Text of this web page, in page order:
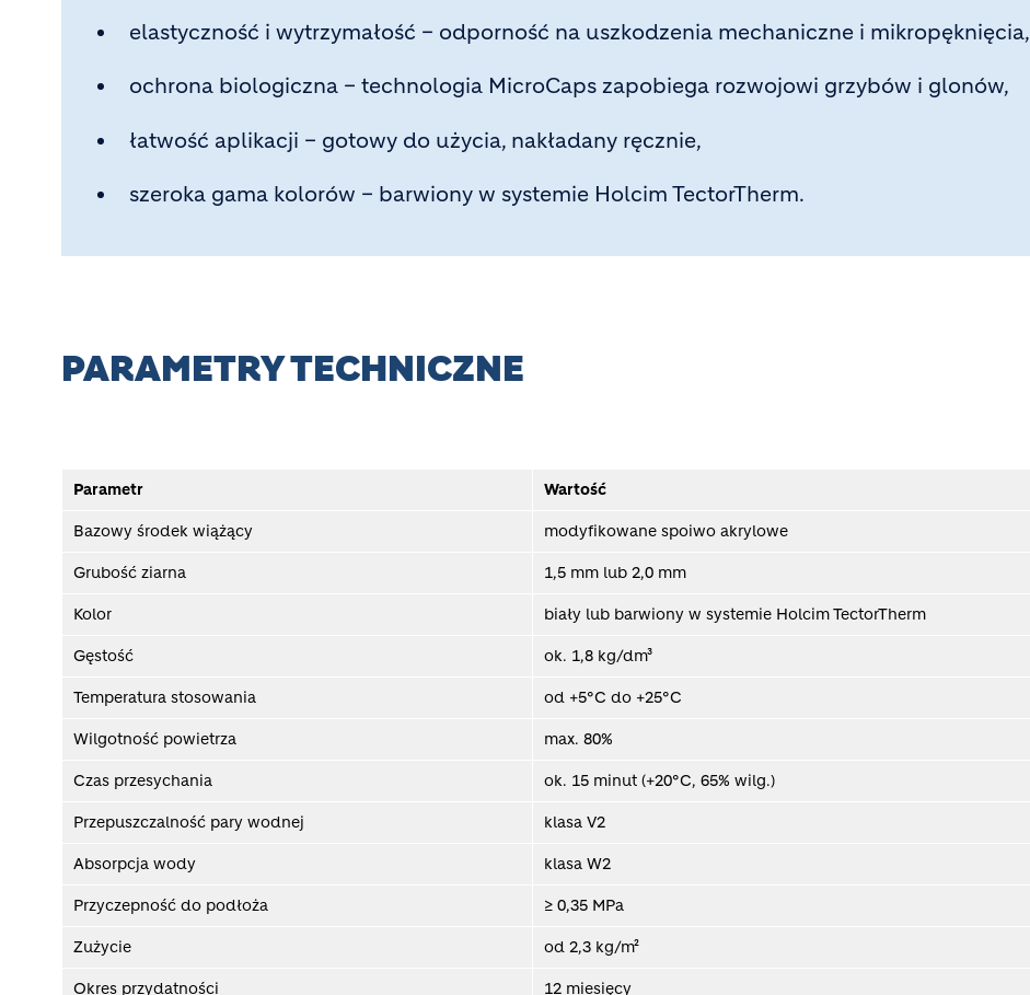
elastyczność i wytrzymałość – odporność na uszkodzenia mechaniczne i mikropęknięcia,
ochrona biologiczna – technologia MicroCaps zapobiega rozwojowi grzybów i glonów,
łatwość aplikacji – gotowy do użycia, nakładany ręcznie,
szeroka gama kolorów – barwiony w systemie Holcim TectorTherm.
PARAMETRY TECHNICZNE
Parametr Wartość
Bazowy środek wiążący modyfikowane spoiwo akrylowe
Grubość ziarna 1,5 mm lub 2,0 mm
Kolor biały lub barwiony w systemie Holcim TectorTherm
Gęstość ok. 1,8 kg/dm³
Temperatura stosowania od +5°C do +25°C
Wilgotność powietrza max. 80%
Czas przesychania ok. 15 minut (+20°C, 65% wilg.)
Przepuszczalność pary wodnej klasa V2
Absorpcja wody klasa W2
Przyczepność do podłoża ≥ 0,35 MPa
Zużycie od 2,3 kg/m²
Okres przydatności 12 miesięcy